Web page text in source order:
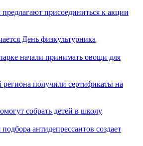
присоединиться к акции
День физкультурника
начали принимать овощи для
региона получили сертификаты на
собрать детей в школу
антидепрессантов создает